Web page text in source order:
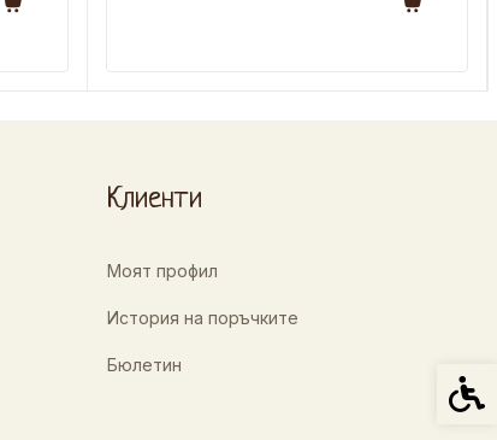
Клиенти
Моят профил
История на поръчките
Бюлетин